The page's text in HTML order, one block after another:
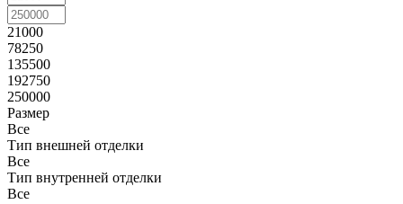
21000
78250
135500
192750
250000
Размер
Все
Тип внешней отделки
Все
Тип внутренней отделки
Все